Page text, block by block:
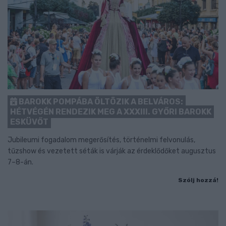
BAROKK POMPÁBA ÖLTÖZIK A BELVÁROS:
HÉTVÉGÉN RENDEZIK MEG A XXXIII. GYŐRI BAROKK
ESKÜVŐT
Jubileumi fogadalom megerősítés, történelmi felvonulás,
tűzshow és vezetett séták is várják az érdeklődőket augusztus
7–8-án.
Szólj hozzá!